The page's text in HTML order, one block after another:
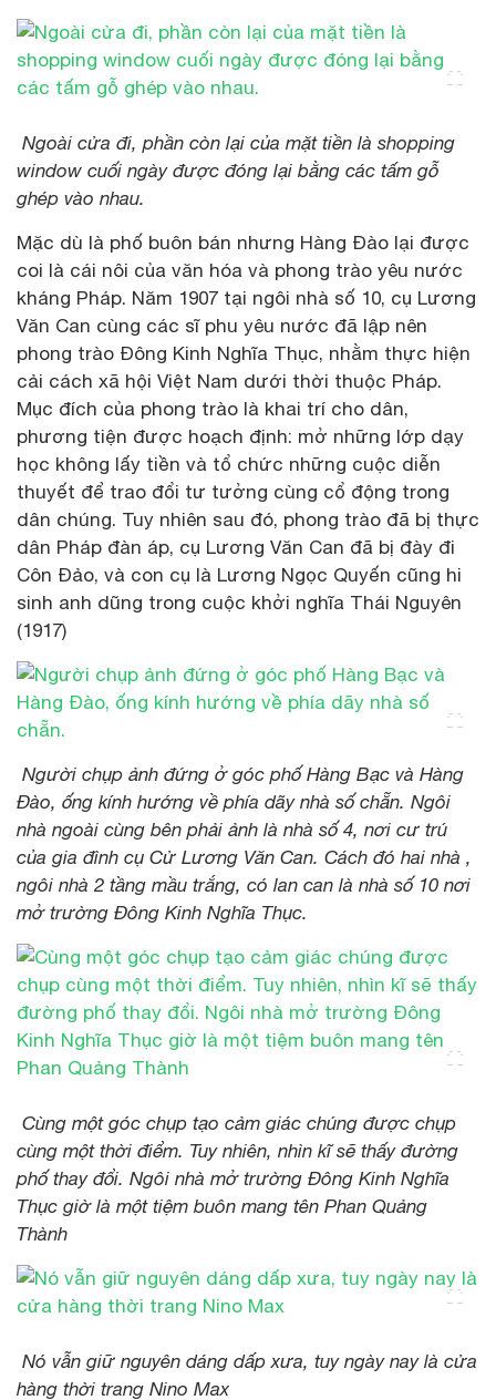
Ngoài cửa đi, phần còn lại của mặt tiền là shopping
window cuối ngày được đóng lại bằng các tấm gỗ
ghép vào nhau.
Mặc dù là phố buôn bán nhưng Hàng Đào lại được
coi là cái nôi của văn hóa và phong trào yêu nước
kháng Pháp. Năm 1907 tại ngôi nhà số 10, cụ Lương
Văn Can cùng các sĩ phu yêu nước đã lập nên
phong trào Đông Kinh Nghĩa Thục, nhằm thực hiện
cải cách xã hội Việt Nam dưới thời thuộc Pháp.
Mục đích của phong trào là khai trí cho dân,
phương tiện được hoạch định: mở những lớp dạy
học không lấy tiền và tổ chức những cuộc diễn
thuyết để trao đổi tư tưởng cùng cổ động trong
dân chúng. Tuy nhiên sau đó, phong trào đã bị thực
dân Pháp đàn áp, cụ Lương Văn Can đã bị đày đi
Côn Đảo, và con cụ là Lương Ngọc Quyến cũng hi
sinh anh dũng trong cuộc khởi nghĩa Thái Nguyên
(1917)
Người chụp ảnh đứng ở góc phố Hàng Bạc và Hàng
Đào, ống kính hướng về phía dãy nhà số chẵn. Ngôi
nhà ngoài cùng bên phải ảnh là nhà số 4, nơi cư trú
của gia đình cụ Cử Lương Văn Can. Cách đó hai nhà ,
ngôi nhà 2 tầng mầu trắng, có lan can là nhà số 10 nơi
mở trường Đông Kinh Nghĩa Thục.
Cùng một góc chụp tạo cảm giác chúng được chụp
cùng một thời điểm. Tuy nhiên, nhìn kĩ sẽ thấy đường
phố thay đổi. Ngôi nhà mở trường Đông Kinh Nghĩa
Thục giờ là một tiệm buôn mang tên Phan Quảng
Thành
Nó vẫn giữ nguyên dáng dấp xưa, tuy ngày nay là cửa
hàng thời trang Nino Max